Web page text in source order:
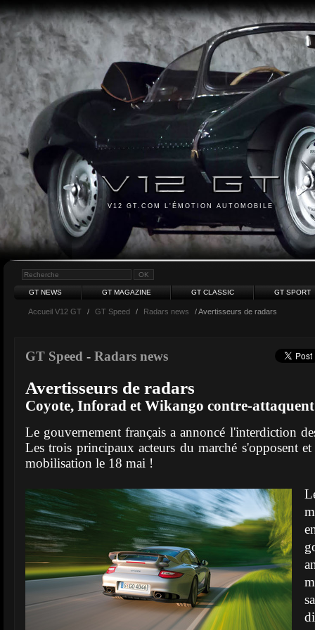
V12 GT.COM L'ÉMOTION AUTOMOBILE
GT NEWS GT MAGAZINE GT CLASSIC GT SPORT
Accueil V12 GT / GT Speed / Radars news / Avertisseurs de radars
GT Speed - Radars news
Avertisseurs de radars
Coyote, Inforad et Wikango contre-attaquent
Le gouvernement français a annoncé l'interdiction
Les trois principaux acteurs du marché s'opposent
mobilisation le 18 mai !